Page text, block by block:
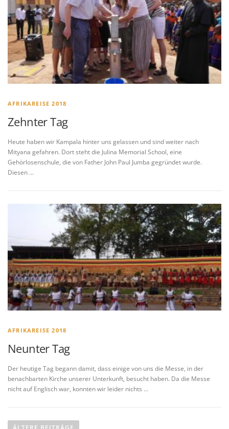
AFRIKAREISE 2018
Zehnter Tag
Heute haben wir Kampala hinter uns gelassen und sind weiter nach
Mityana gefahren. Dort steht die Julina Memorial School, eine
Gehörlosenschule, die von Father John Paul Jumba gegründet wurde.
Diesen …
AFRIKAREISE 2018
Neunter Tag
Der heutige Tag begann damit, dass einige von uns die Messe, in der
benachbarten Kirche unserer Unterkunft, besucht haben. Da die Messe
nicht auf Englisch war, konnten wir leider nichts …